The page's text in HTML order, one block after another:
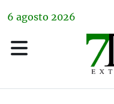
6 agosto 2026